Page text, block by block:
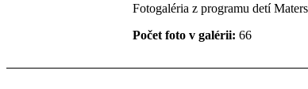
Fotogaléria z programu detí
Počet foto v galérii: 66